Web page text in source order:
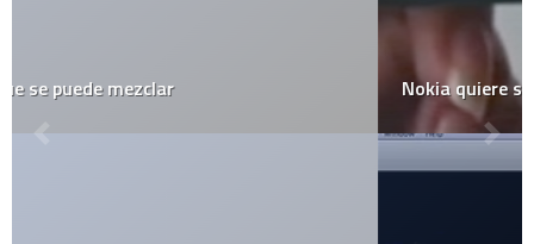
Nokia quiere ser como Apple